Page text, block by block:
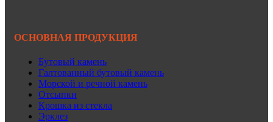
ОСНОВНАЯ ПРОДУКЦИЯ
Бутовый камень
Галтованный бутовый камень
Морской и речной камень
Отсыпки
Крошка из стекла
Эрклез